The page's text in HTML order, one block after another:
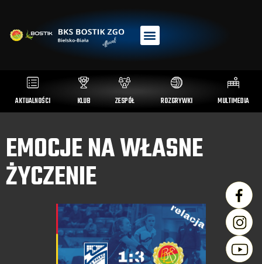
AKTUALNOŚCI KLUB ZESPÓŁ ROZGRYWKI MULTIMEDIA
EMOCJE NA WŁASNE
ŻYCZENIE